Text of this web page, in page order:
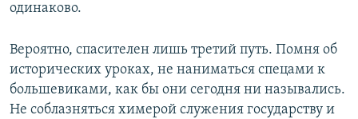
одинаково.
Вероятно, спасителен лишь третий путь. Помня об
исторических уроках, не наниматься спецами к
большевиками, как бы они сегодня ни назывались.
Не соблазняться химерой служения государству и